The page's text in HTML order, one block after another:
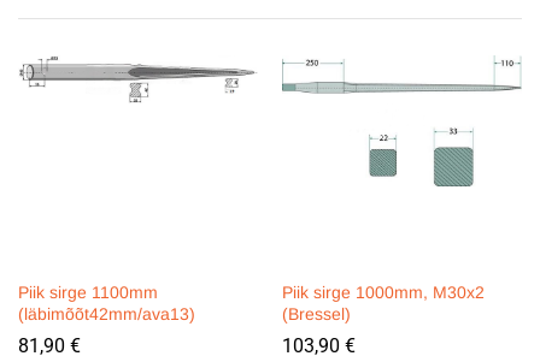
Piik sirge 1100mm
(läbimõõt42mm/ava13)
81,90 €
Piik sirge 1000mm, M30x2
(Bressel)
103,90 €